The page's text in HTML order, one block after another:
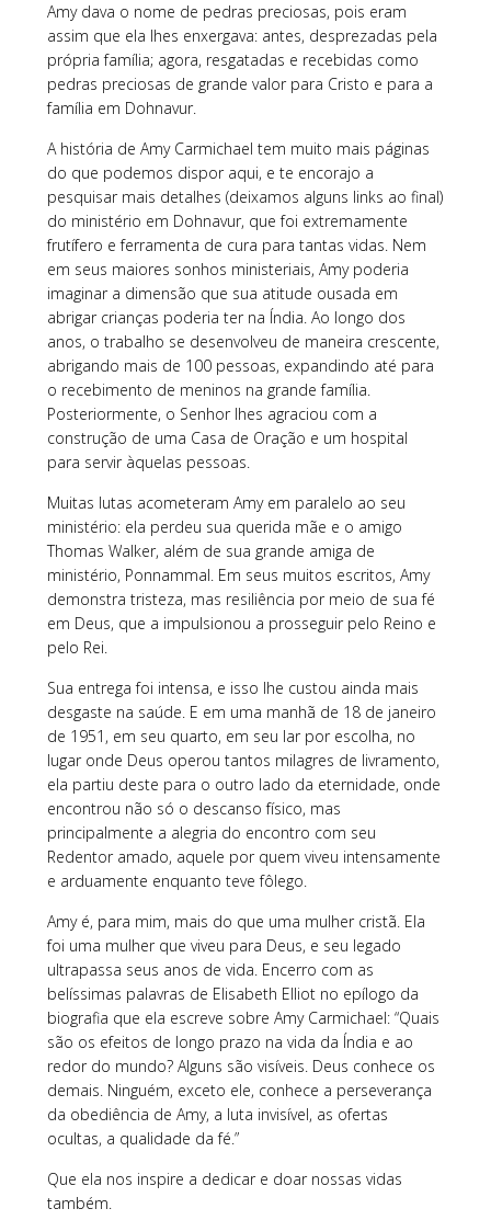
Amy dava o nome de pedras preciosas, pois eram
assim que ela lhes enxergava: antes, desprezadas pela
própria família; agora, resgatadas e recebidas como
pedras preciosas de grande valor para Cristo e para a
família em Dohnavur.
A história de Amy Carmichael tem muito mais páginas
do que podemos dispor aqui, e te encorajo a
pesquisar mais detalhes (deixamos alguns links ao final)
do ministério em Dohnavur, que foi extremamente
frutífero e ferramenta de cura para tantas vidas. Nem
em seus maiores sonhos ministeriais, Amy poderia
imaginar a dimensão que sua atitude ousada em
abrigar crianças poderia ter na Índia. Ao longo dos
anos, o trabalho se desenvolveu de maneira crescente,
abrigando mais de 100 pessoas, expandindo até para
o recebimento de meninos na grande família.
Posteriormente, o Senhor lhes agraciou com a
construção de uma Casa de Oração e um hospital
para servir àquelas pessoas.
Muitas lutas acometeram Amy em paralelo ao seu
ministério: ela perdeu sua querida mãe e o amigo
Thomas Walker, além de sua grande amiga de
ministério, Ponnammal. Em seus muitos escritos, Amy
demonstra tristeza, mas resiliência por meio de sua fé
em Deus, que a impulsionou a prosseguir pelo Reino e
pelo Rei.
Sua entrega foi intensa, e isso lhe custou ainda mais
desgaste na saúde. E em uma manhã de 18 de janeiro
de 1951, em seu quarto, em seu lar por escolha, no
lugar onde Deus operou tantos milagres de livramento,
ela partiu deste para o outro lado da eternidade, onde
encontrou não só o descanso físico, mas
principalmente a alegria do encontro com seu
Redentor amado, aquele por quem viveu intensamente
e arduamente enquanto teve fôlego.
Amy é, para mim, mais do que uma mulher cristã. Ela
foi uma mulher que viveu para Deus, e seu legado
ultrapassa seus anos de vida. Encerro com as
belíssimas palavras de Elisabeth Elliot no epílogo da
biografia que ela escreve sobre Amy Carmichael: “Quais
são os efeitos de longo prazo na vida da Índia e ao
redor do mundo? Alguns são visíveis. Deus conhece os
demais. Ninguém, exceto ele, conhece a perseverança
da obediência de Amy, a luta invisível, as ofertas
ocultas, a qualidade da fé.”
Que ela nos inspire a dedicar e doar nossas vidas
também.